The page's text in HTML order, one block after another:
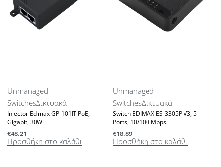
Unmanaged
SwitchesΔικτυακά
Injector Edimax GP-101IT PoE,
Gigabit, 30W
€48.21
Προσθήκη στο καλάθι
Unmanaged
SwitchesΔικτυακά
Switch EDIMAX ES-3305P V3, 5
Ports, 10/100 Mbps
€18.89
Προσθήκη στο καλάθι